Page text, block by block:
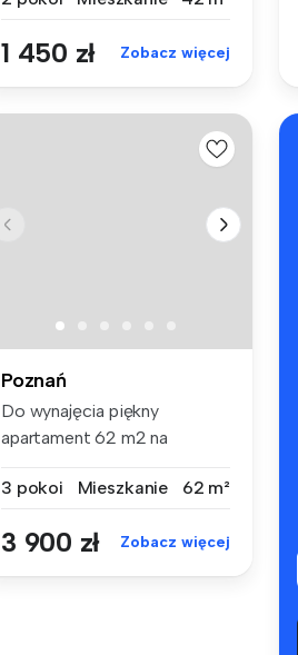
1 450 zł Zobacz więcej
Poznań
Do wynajęcia piękny
apartament 62 m2 na
3 pokoi
Mieszkanie 62 m²
3 900 zł Zobacz więcej